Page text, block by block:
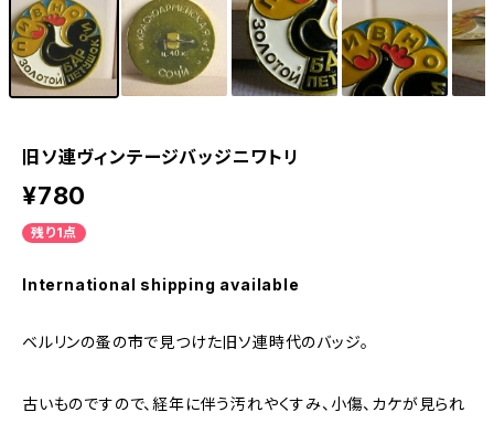
旧ソ連ヴィンテージバッジニワトリ
¥780
残り1点
International shipping available
ベルリンの蚤の市で見つけた旧ソ連時代のバッジ。
古いものですので、経年に伴う汚れやくすみ、小傷、カケが見られ